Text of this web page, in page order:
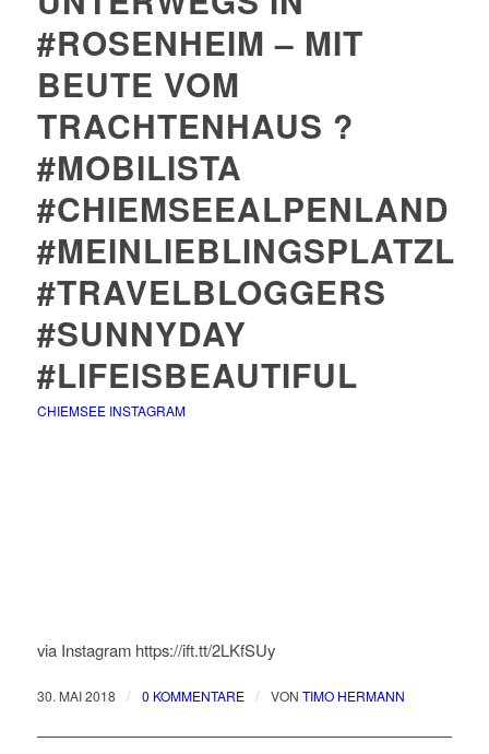
#ROSENHEIM – MIT
BEUTE VOM
TRACHTENHAUS ?
#MOBILISTA
#CHIEMSEEALPENLAND
#MEINLIEBLINGSPLATZL
#TRAVELBLOGGERS
#SUNNYDAY
#LIFEISBEAUTIFUL
CHIEMSEE INSTAGRAM
via Instagram https://ift.tt/2LKfSUy
30. MAI 2018 / 0 KOMMENTARE / VON TIMO HERMANN